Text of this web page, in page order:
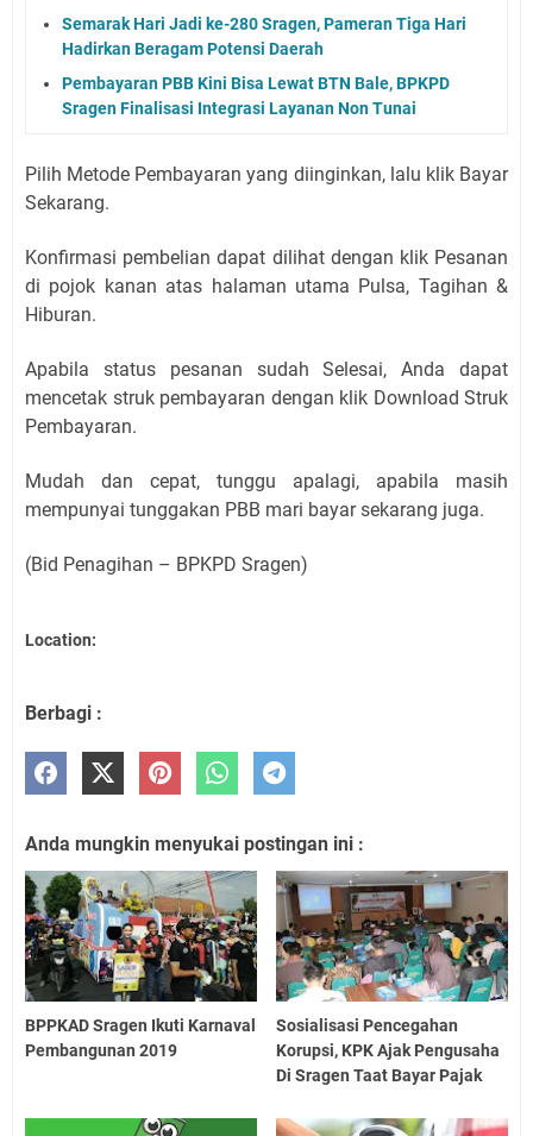
Semarak Hari Jadi ke-280 Sragen, Pameran Tiga Hari
Hadirkan Beragam Potensi Daerah
Pembayaran PBB Kini Bisa Lewat BTN Bale, BPKPD
Sragen Finalisasi Integrasi Layanan Non Tunai
Pilih Metode Pembayaran yang diinginkan, lalu klik Bayar
Sekarang.
Konfirmasi pembelian dapat dilihat dengan klik Pesanan
di pojok kanan atas halaman utama Pulsa, Tagihan &
Hiburan.
Apabila status pesanan sudah Selesai, Anda dapat
mencetak struk pembayaran dengan klik Download Struk
Pembayaran.
Mudah dan cepat, tunggu apalagi, apabila masih
mempunyai tunggakan PBB mari bayar sekarang juga.
(Bid Penagihan – BPKPD Sragen)
Location:
Berbagi :
Anda mungkin menyukai postingan ini :
BPPKAD Sragen Ikuti Karnaval
Pembangunan 2019
Sosialisasi Pencegahan
Korupsi, KPK Ajak Pengusaha
Di Sragen Taat Bayar Pajak